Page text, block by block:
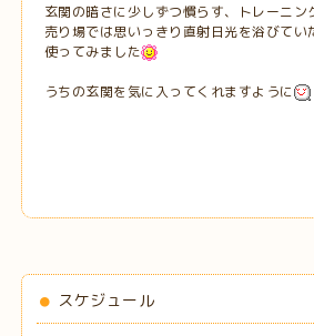
玄関の暗さに少しずつ慣らす、トレーニン
売り場では思いっきり直射日光を浴びてい
使ってみました
うちの玄関を気に入ってくれますように
スケジュール